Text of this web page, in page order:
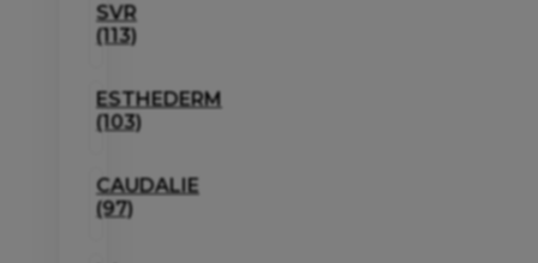
SVR
(113)
ESTHEDERM
(103)
CAUDALIE
(97)